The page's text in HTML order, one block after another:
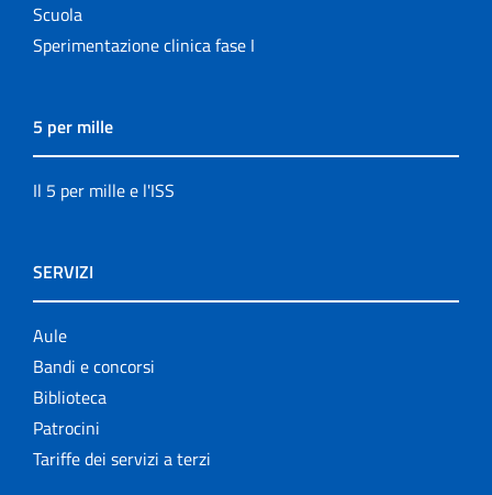
Scuola
Sperimentazione clinica fase I
5 per mille
Il 5 per mille e l'ISS
SERVIZI
Aule
Bandi e concorsi
Biblioteca
Patrocini
Tariffe dei servizi a terzi